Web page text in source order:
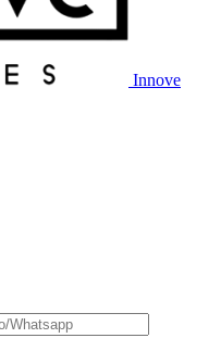
Innove